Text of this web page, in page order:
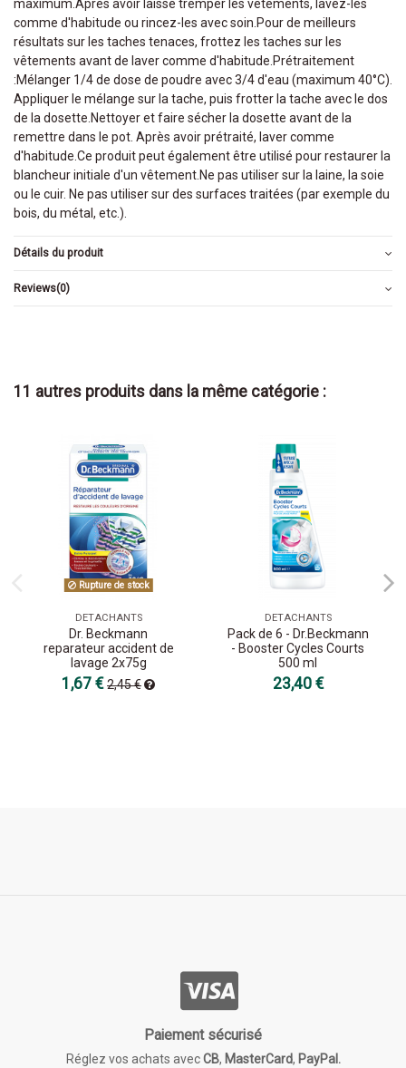
maximum.Après avoir laissé tremper les vêtements, lavez-les
comme d'habitude ou rincez-les avec soin.Pour de meilleurs
résultats sur les taches tenaces, frottez les taches sur les
vêtements avant de laver comme d'habitude.Prétraitement
:Mélanger 1/4 de dose de poudre avec 3/4 d'eau (maximum 40°C).
Appliquer le mélange sur la tache, puis frotter la tache avec le dos
de la dosette.Nettoyer et faire sécher la dosette avant de la
remettre dans le pot. Après avoir prétraité, laver comme
d'habitude.Ce produit peut également être utilisé pour restaurer la
blancheur initiale d'un vêtement.Ne pas utiliser sur la laine, la soie
ou le cuir. Ne pas utiliser sur des surfaces traitées (par exemple du
bois, du métal, etc.).
Détails du produit
Reviews(0)
11 autres produits dans la même catégorie :
Rupture de stock
DETACHANTS
Dr. Beckmann
reparateur accident de
lavage 2x75g
1,67 €2,45 €
DETACHANTS
Pack de 6 - Dr.Beckmann
- Booster Cycles Courts
500 ml
23,40 €
Paiement sécurisé
Réglez vos achats avecCB, MasterCard, PayPal.